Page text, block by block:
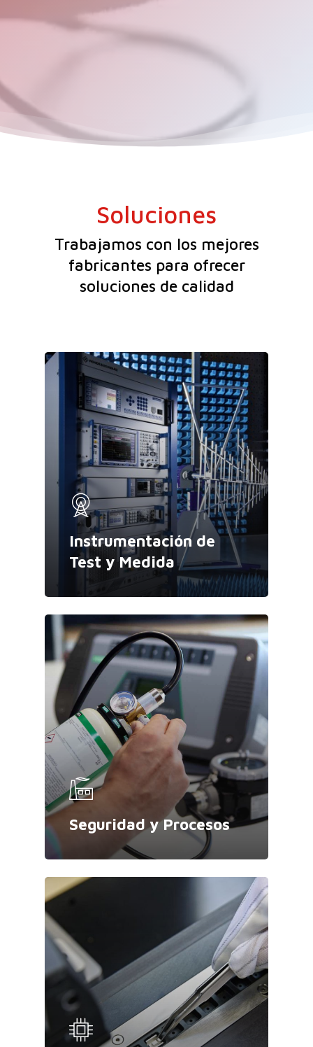
Soluciones
Trabajamos con los mejores
fabricantes para ofrecer
soluciones de calidad
Instrumentación de
Test y Medida
Seguridad y Procesos